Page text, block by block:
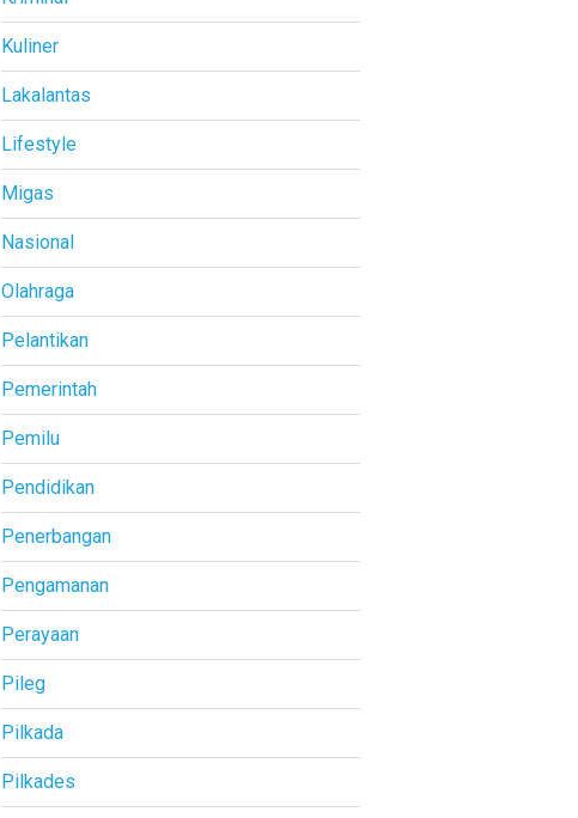
Kuliner
Lakalantas
Lifestyle
Migas
Nasional
Olahraga
Pelantikan
Pemerintah
Pemilu
Pendidikan
Penerbangan
Pengamanan
Perayaan
Pileg
Pilkada
Pilkades